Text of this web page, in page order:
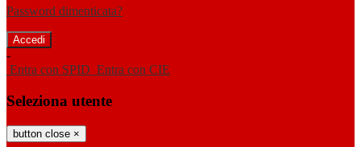
Password dimenticata?
-
Entra con SPID Entra con CIE
Seleziona utente
button close ×